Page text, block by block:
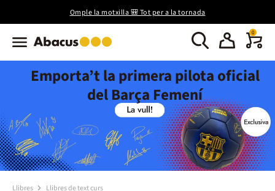
Omple la motxilla 🎒 Tot per a la tornada
0
Emporta’t la primera pilota oficial
del Barça Femení
Llibres Llibres de text curs